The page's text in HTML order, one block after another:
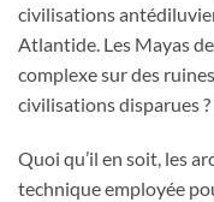
civilisations
Atlantide. Les Mayas
complexe sur des
civilisations disparues ?
Quoi qu’il en soit, les
technique employée